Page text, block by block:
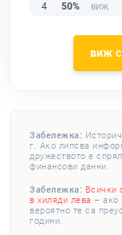
4
50%
виж
Забележка:
г. Ако липсва
дружеството е
финансови данни.
Забележка: Всички
в хиляди лева – ако
вероятно те са
години.